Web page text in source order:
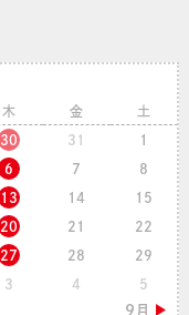
木 金 土
30 31 1
6 7 8
13 14 15
20 21 22
27 28 29
3 4 5